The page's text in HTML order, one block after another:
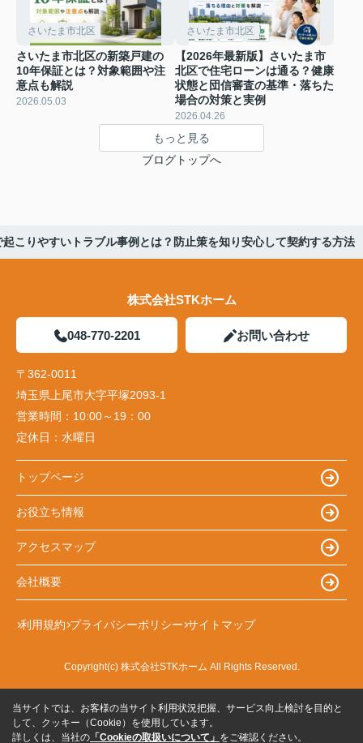
さいたま市北区
さいたま市北区の新築戸建の
10年保証とは？対象範囲や注
意点も解説
2026.05.03
さいたま市北区
【2026年最新版】さいたま市
北区で住宅ローンは通る？健康
状態と団信審査の基準・落ちた
場合の対策と実例
2026.04.26
もっと見る
ブログトップへ
こりやすいトラブル事例とは？防止策を知り安心して契約する方法
株式会社STKホーム
048-770-2201 お問い合わせ
〒362-0011
埼玉県上尾市大字平塚2093-1
営業時間： 10:00～19：00
定休日： 水曜日
トップページ
お役立ち情報
アクセスマップ
会社概要
利用規約 プライバシーポリシー サイトマップ
Copyright(c) 株式会社STKホーム All Rights Reserved.
当サイトでは、お客様の当サイト利用状況把握、サービス向上検討を目的と
して、クッキー（Cookie）を使用しています。
詳しくは、当社の 「Cookieの取扱いについて」 をご確認ください。